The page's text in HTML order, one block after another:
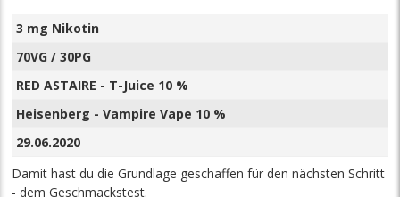
3 mg Nikotin
70VG / 30PG
RED ASTAIRE - T-Juice 10 %
Heisenberg - Vampire Vape 10 %
29.06.2020
Damit hast du die Grundlage geschaffen für den nächsten Schritt
- dem Geschmackstest.